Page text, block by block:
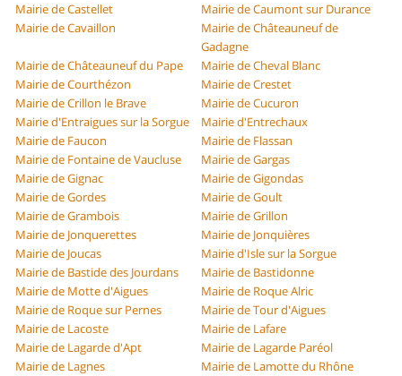
Mairie de Castellet
Mairie de Caumont sur Durance
Mairie de Cavaillon
Mairie de Châteauneuf de
Gadagne
Mairie de Châteauneuf du Pape
Mairie de Cheval Blanc
Mairie de Courthézon
Mairie de Crestet
Mairie de Crillon le Brave
Mairie de Cucuron
Mairie d'Entraigues sur la Sorgue
Mairie d'Entrechaux
Mairie de Faucon
Mairie de Flassan
Mairie de Fontaine de Vaucluse
Mairie de Gargas
Mairie de Gignac
Mairie de Gigondas
Mairie de Gordes
Mairie de Goult
Mairie de Grambois
Mairie de Grillon
Mairie de Jonquerettes
Mairie de Jonquières
Mairie de Joucas
Mairie d'Isle sur la Sorgue
Mairie de Bastide des Jourdans
Mairie de Bastidonne
Mairie de Motte d'Aigues
Mairie de Roque Alric
Mairie de Roque sur Pernes
Mairie de Tour d'Aigues
Mairie de Lacoste
Mairie de Lafare
Mairie de Lagarde d'Apt
Mairie de Lagarde Paréol
Mairie de Lagnes
Mairie de Lamotte du Rhône